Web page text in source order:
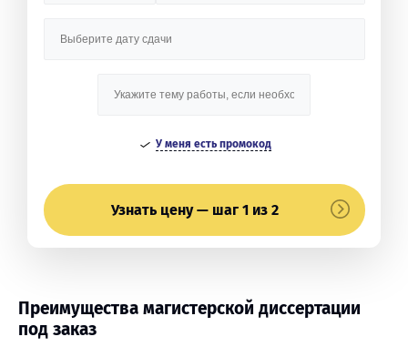
У меня есть промокод
Узнать цену — шаг 1 из 2
Преимущества магистерской диссертации
под заказ